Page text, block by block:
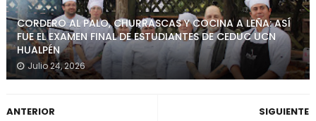
CORDERO AL PALO, CHURRASCAS Y COCINA A LEÑA: ASÍ
FUE EL EXAMEN FINAL DE ESTUDIANTES DE CEDUC UCN
HUALPÉN
Julio 24, 2026
SIGUIENTE
ANTERIOR